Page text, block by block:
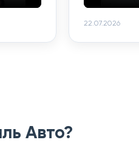
22.07.2026
Авто?